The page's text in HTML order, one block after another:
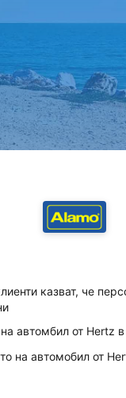
казват, че
автомбил от Hertz
на автомобил от